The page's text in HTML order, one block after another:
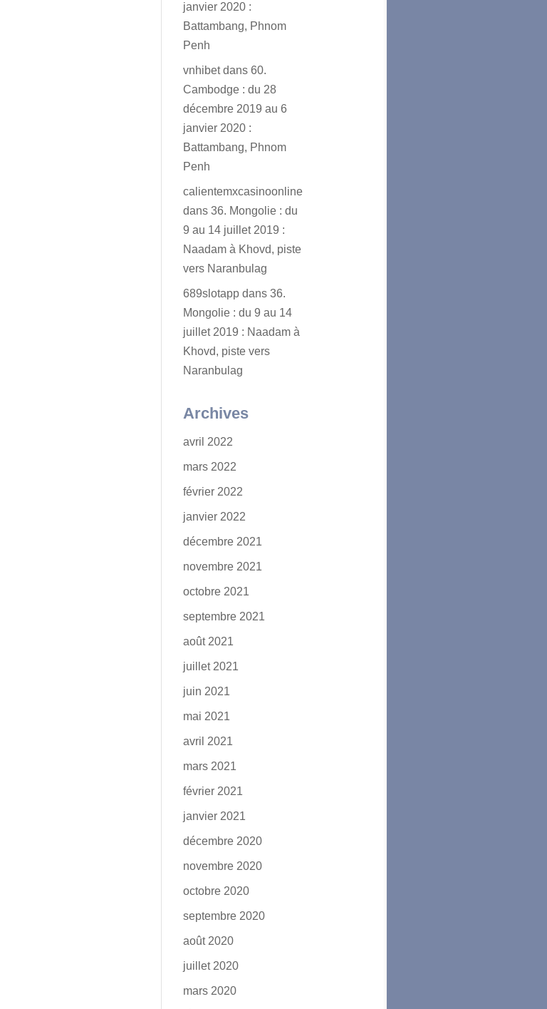
janvier 2020 :
Battambang, Phnom
Penh
vnhibetdans60.
Cambodge : du 28
décembre 2019 au 6
janvier 2020 :
Battambang, Phnom
Penh
calientemxcasinoonline
dans36. Mongolie : du
9 au 14 juillet 2019 :
Naadam à Khovd, piste
vers Naranbulag
689slotapp dans36.
Mongolie : du 9 au 14
juillet 2019 : Naadam à
Khovd, piste vers
Naranbulag
Archives
avril 2022
mars 2022
février 2022
janvier 2022
décembre 2021
novembre 2021
octobre 2021
septembre 2021
août 2021
juillet 2021
juin 2021
mai 2021
avril 2021
mars 2021
février 2021
janvier 2021
décembre 2020
novembre 2020
octobre 2020
septembre 2020
août 2020
juillet 2020
mars 2020